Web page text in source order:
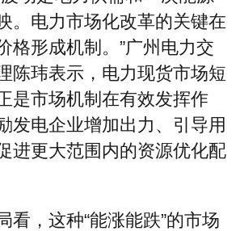
。电力市场化改革的关键在
格形成机制。”广州电力交
陈玮表示，电力现货市场短
是市场机制在有效发挥作
发电企业增加出力、引导用
进更大范围内的资源优化配
看，这种“能涨能跌”的市场